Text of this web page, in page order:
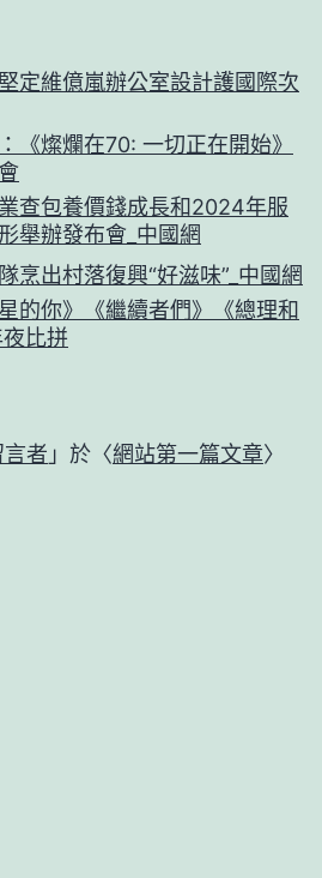
定維億嵐辦公室設計護國際次
《燦爛在70: 一切正在開始》
查包養價錢成長和2024年服
舉辦發布會_中國網
烹出村落復興“好滋味”_中國網
的你》《繼續者們》《總理和
比拼
者 」於〈網站第一篇文章〉